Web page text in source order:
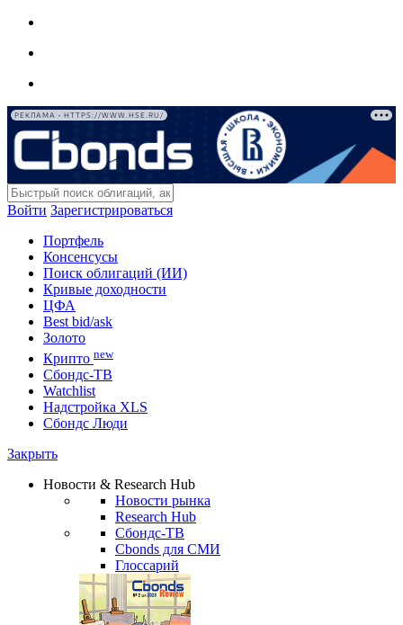
РЕКЛАМА • HTTPS://WWW.HSE.RU/
Войти Зарегистрироваться
Портфель
Консенсусы
Поиск облигаций (ИИ)
Кривые доходности
ЦФА
Best bid/ask
Золото
Крипто new
Сбондс-ТВ
Watchlist
Надстройка XLS
Сбондс Люди
Закрыть
Новости & Research Hub
Новости рынка
Research Hub
Сбондс-ТВ
Cbonds для СМИ
Глоссарий